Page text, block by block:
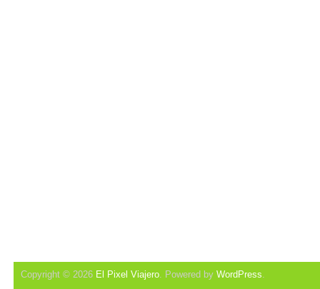
Copyright © 2026 El Pixel Viajero. Powered by WordPress.